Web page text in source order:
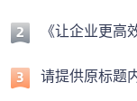
《让企业更高
请提供原标题